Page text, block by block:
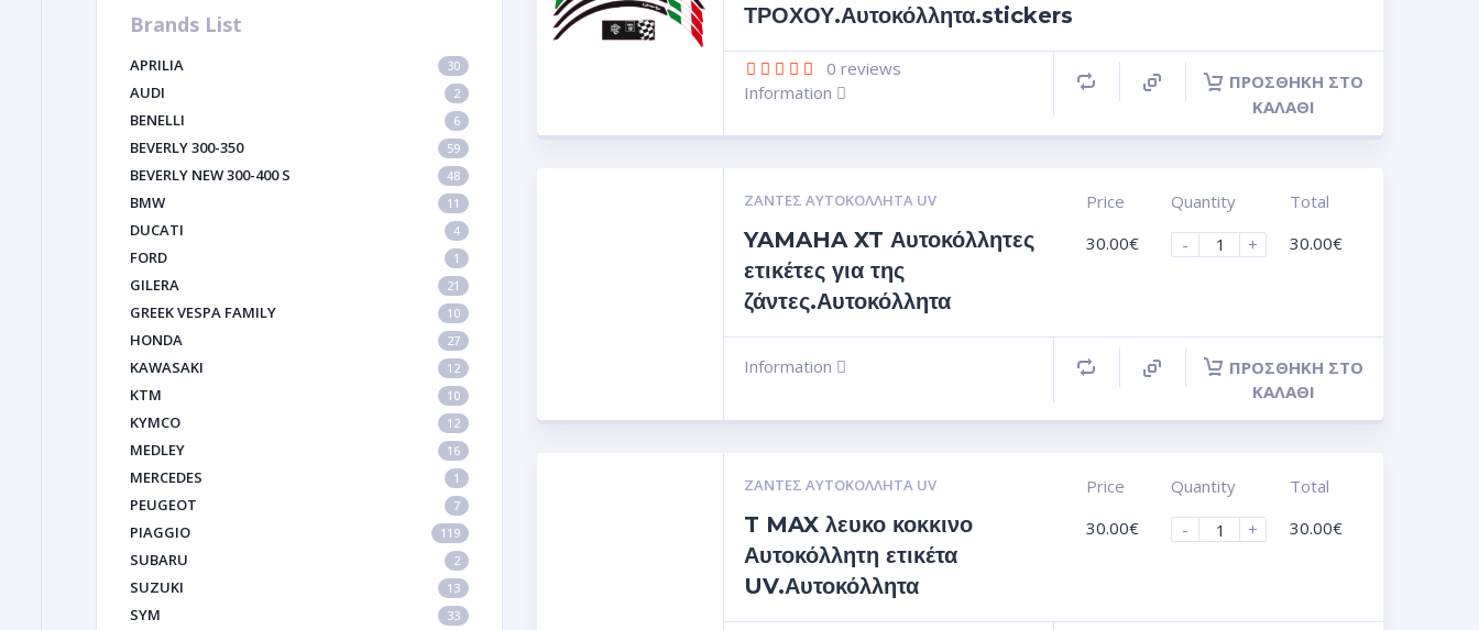
Brands List
APRILIA 30
AUDI 2
BENELLI 6
BEVERLY 300-350 59
BEVERLY NEW 300-400 S 48
BMW 11
DUCATI 4
FORD 1
GILERA 21
GREEK VESPA FAMILY 10
HONDA 27
KAWASAKI 12
KTM 10
KYMCO 12
MEDLEY 16
MERCEDES 1
PEUGEOT 7
PIAGGIO 119
SUBARU 2
SUZUKI 13
SYM 33
ΤΡΟΧΟΥ.Αυτοκόλλητα.stickers
0 reviews
Information
ΠΡΟΣΘΉΚΗ ΣΤΟ
ΚΑΛΆΘΙ
ΖΆΝΤΕΣ ΑΥΤΟΚΌΛΛΗΤΑ UV
YAMAHA XT Αυτοκόλλητες
ετικέτες για της
ζάντες.Αυτοκόλλητα
Price
30.00€
Quantity
-
+
Total
30.00€
Information
ΠΡΟΣΘΉΚΗ ΣΤΟ
ΚΑΛΆΘΙ
ΖΆΝΤΕΣ ΑΥΤΟΚΌΛΛΗΤΑ UV
T MAX λευκο κοκκινο
Αυτοκόλλητη ετικέτα
UV.Αυτοκόλλητα
Price
30.00€
Quantity
-
+
Total
30.00€